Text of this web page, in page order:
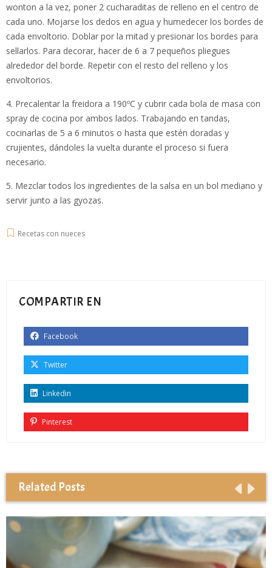
wonton a la vez, poner 2 cucharaditas de relleno en el centro de
cada uno. Mojarse los dedos en agua y humedecer los bordes de
cada envoltorio. Doblar por la mitad y presionar los bordes para
sellarlos. Para decorar, hacer de 6 a 7 pequeños pliegues
alrededor del borde. Repetir con el resto del relleno y los
envoltorios.
4. Precalentar la freidora a 190ºC y cubrir cada bola de masa con
spray de cocina por ambos lados. Trabajando en tandas,
cocinarlas de 5 a 6 minutos o hasta que estén doradas y
crujientes, dándoles la vuelta durante el proceso si fuera
necesario.
5. Mezclar todos los ingredientes de la salsa en un bol mediano y
servir junto a las gyozas.
Recetas con nueces
COMPARTIR EN
Facebook
Twitter
Linkedin
Pinterest
Related Posts